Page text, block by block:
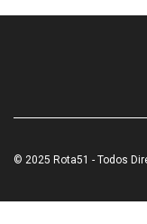
© 2025 Rota51 - Todos